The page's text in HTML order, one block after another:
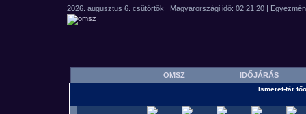
OMSZ IDŐJÁRÁS
Ismeret-tár